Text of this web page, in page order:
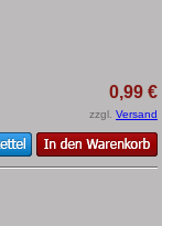
0,99 €
zzgl. Versand